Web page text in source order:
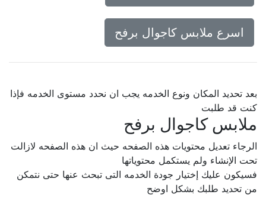
اسرع ملابس كاجوال برفح
بعد تحديد المكان ونوع الخدمه يجب ان نحدد مستوى الخدمه فإذا
كنت قد طلبت
ملابس كاجوال برفح
الرجاء تعديل محتويات هذه الصفحه حيث ان هذه الصفحه لازالت
تحت الإنشاء ولم يستكمل محتوياتها
فسيكون عليك إختيار جودة الخدمه التى تبحث عنها حتى نتمكن
من تحديد طلبك بشكل اوضح